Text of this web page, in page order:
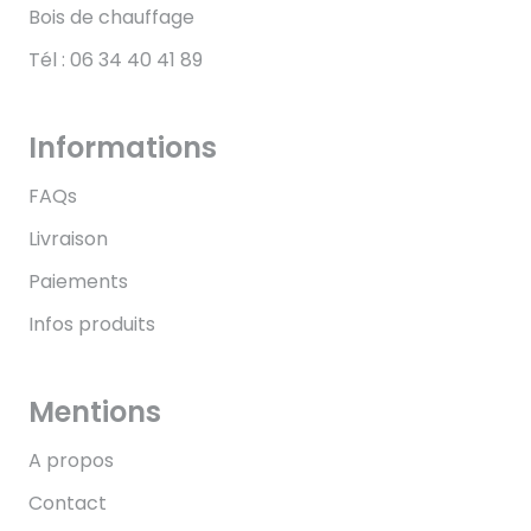
Bois de chauffage
Tél : 06 34 40 41 89
Informations
FAQs
Livraison
Paiements
Infos produits
Mentions
A propos
Contact